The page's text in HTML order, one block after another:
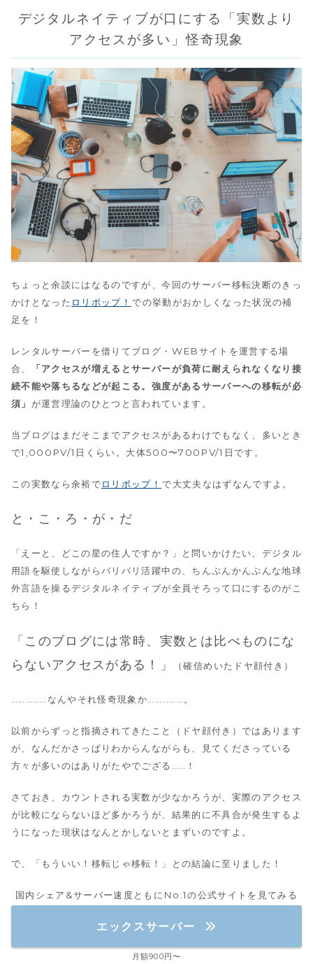
デジタルネイティブが口にする「実数より
アクセスが多い」怪奇現象
ちょっと余談にはなるのですが、今回のサーバー移転決断のきっ
かけとなった ロリポップ！ での挙動がおかしくなった状況の補
足を！
レンタルサーバーを借りてブログ・WEBサイトを運営する場
合、
「アクセスが増えるとサーバーが負荷に耐えられなくなり接
続不能や落ちるなどが起こる。強度があるサーバーへの移転が必
須」 が運営理論のひとつと言われています。
当ブログはまだそこまでアクセスがあるわけでもなく、多いとき
で1,000PV/1日くらい。大体500〜700PV/1日です。
この実数なら余裕でロリポップ！ で大丈夫なはずなんですよ。
と・こ・ろ・が・だ
「えーと、どこの星の住人ですか？」と問いかけたい、デジタル
用語を駆使しながらバリバリ活躍中の、ちんぷんかんぷんな地球
外言語を操るデジタルネイティブが全員そろって口にするのがこ
ちら！
「このブログには常時、実数とは比べものにな
らないアクセスがある！」
（確信めいたドヤ顔付き）
……………なんやそれ怪奇現象か……………。
以前からずっと指摘されてきたこと（ドヤ顔付き）ではあります
が、なんだかさっぱりわからんながらも、見てくださっている
方々が多いのはありがたやでござる……！
さておき、カウントされる実数が少なかろうが、実際のアクセス
が比較にならないほど多かろうが、結果的に不具合が発生するよ
うになった現状はなんとかしないとまずいのですよ。
で、「もういい！移転じゃ移転！」との結論に至りました！
国内シェア&サーバー速度ともにNo.1の公式サイトを見てみる
エックスサーバー
月額900円〜